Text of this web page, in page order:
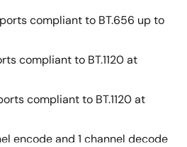
compliant to BT.656 up to
compliant to BT.1120 at
compliant to BT.1120 at
encode and 1 channel decode